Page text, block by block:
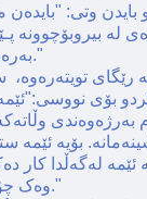
وتی: "بایده‌ن
لە بیروبۆچوونە
بەرەو پـێشەوە هه‌نگاو بنێین."
رێگای
بۆی
بەرژەوەندی
بۆیە ئێمە
ئێمە لەگەڵدا كار
وەک چۆن دەڵێیت، من نا، ئێمە."